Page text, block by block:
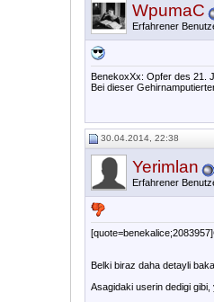
WpumaC
Erfahrener
BenekoxXx: Opfer des 21.
Bei dieser
30.04.2014, 22:38
Yerimlan
Erfahrener
Belki biraz daha detayli
Asagidaki userin dedigi